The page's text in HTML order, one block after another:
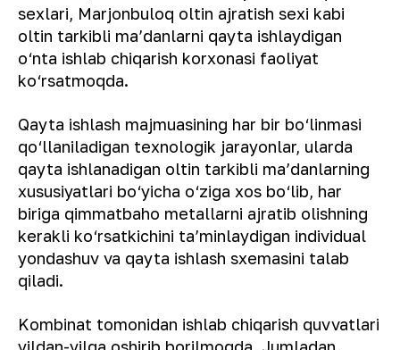
sexlari, Marjonbuloq oltin ajratish sexi kabi
oltin tarkibli ma’danlarni qayta ishlaydigan
o‘nta ishlab chiqarish korxonasi faoliyat
ko‘rsatmoqda.
Qayta ishlash majmuasining har bir bo‘linmasi
qo‘llaniladigan texnologik jarayonlar, ularda
qayta ishlanadigan oltin tarkibli ma’danlarning
xususiyatlari bo‘yicha o‘ziga xos bo‘lib, har
biriga qimmatbaho metallarni ajratib olishning
kerakli ko‘rsatkichini ta’minlaydigan individual
yondashuv va qayta ishlash sxemasini talab
qiladi.
Kombinat tomonidan ishlab chiqarish quvvatlari